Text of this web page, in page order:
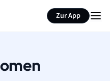
Zur App